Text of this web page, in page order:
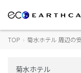
TOP › 菊水ホテル 周辺の